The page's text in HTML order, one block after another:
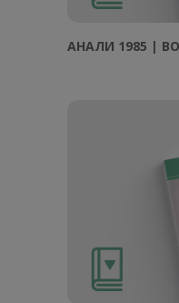
АНAЛИ 1985 |